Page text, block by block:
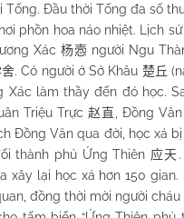
Tống. Đầu thời Tống đa số
phồn hoa náo nhiệt. Lịch
Xác 杨悫 người Ngu
. Có người ở Sở Khâu 楚丘
Xác làm thầy đến đó học.
Triệu Trực赵直
, Đồng
Đồng Văn qua đời, học xá
thành phủ Ứng Thiên 应天
xây lại học xá hơn 150
đồng thời mời người